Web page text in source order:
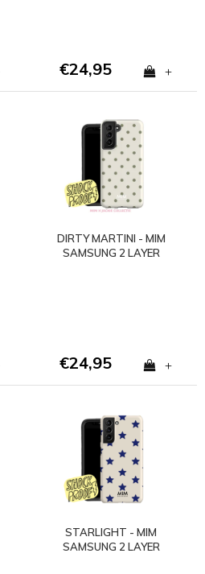
€24,95 +
DIRTY MARTINI - MIM
SAMSUNG 2 LAYER
€24,95 +
STARLIGHT - MIM
SAMSUNG 2 LAYER